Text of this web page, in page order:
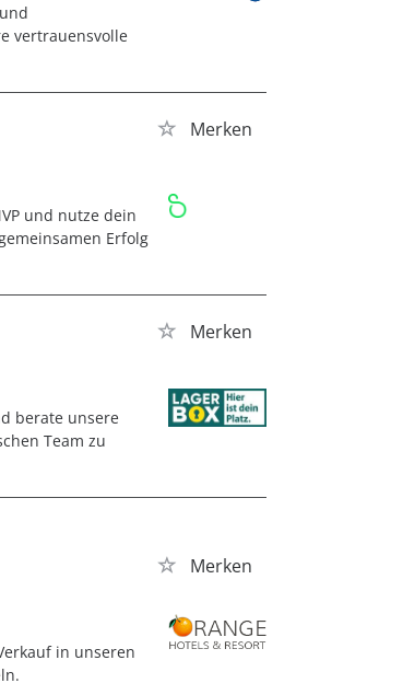
vertrauensvolle
Merken
und nutze dein
Erfolg
Merken
berate unsere
Team zu
Merken
in unseren